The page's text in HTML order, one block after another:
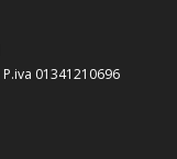
P.iva 01341210696